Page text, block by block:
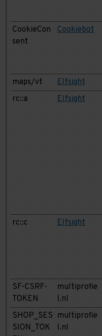
CookieCon
sent
Cookiebot
maps/vt Elfsight
rc::a
Elfsight
rc::c Elfsight
SF-CSRF-
TOKEN
multiprofie
l.nl
SHOP_SES
SION_TOK
multiprofie
l.nl